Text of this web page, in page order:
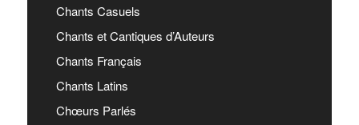
Chants Casuels
Chants et Cantiques d’Auteurs
Chants Français
Chants Latins
Chœurs Parlés